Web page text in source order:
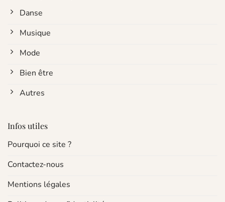
Danse
Musique
Mode
Bien être
Autres
Infos utiles
Pourquoi ce site ?
Contactez-nous
Mentions légales